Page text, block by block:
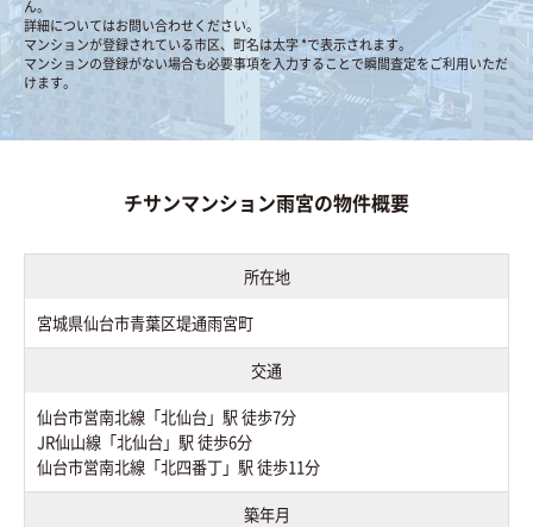
ん。
詳細についてはお問い合わせください。
マンションが登録されている市区、町名は太字 *で表示されます。
マンションの登録がない場合も必要事項を入力することで瞬間査定をご利用いただ
けます。
チサンマンション雨宮の物件概要
所在地
宮城県仙台市青葉区堤通雨宮町
交通
仙台市営南北線「北仙台」駅 徒歩7分
JR仙山線「北仙台」駅 徒歩6分
仙台市営南北線「北四番丁」駅 徒歩11分
築年月